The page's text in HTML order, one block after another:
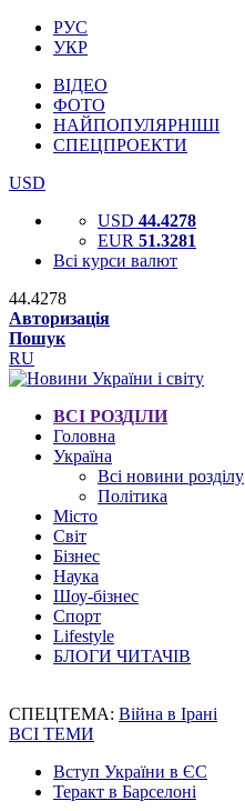
РУС
УКР
ВІДЕО
ФОТО
НАЙПОПУЛЯРНІШІ
СПЕЦПРОЕКТИ
USD
USD 44.4278
EUR 51.3281
Всі курси валют
44.4278
Авторизація
Пошук
RU
ВСІ РОЗДІЛИ
Головна
Україна
Всі новини розділу
Політика
Місто
Світ
Бізнес
Наука
Шоу-бізнес
Спорт
Lifestyle
БЛОГИ ЧИТАЧІВ
СПЕЦТЕМА: Війна в Ірані
ВСІ ТЕМИ
Вступ України в ЄС
Теракт в Барселоні